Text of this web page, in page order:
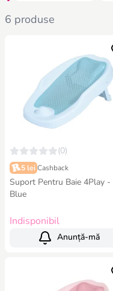
6 produse
(0)
5 lei Cashback
Suport Pentru Baie 4Play -
Blue
Indisponibil
Anunță-mă